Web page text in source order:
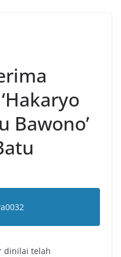
Bawono’
dinilai telah